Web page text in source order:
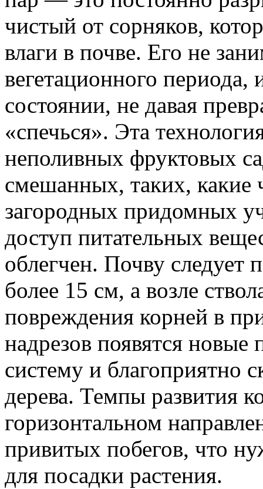
чистый от сорняков,
влаги в почве. Его не
вегетационного
состоянии, не давая
«спечься». Эта
неполивных фруктовых
смешанных, таких, какие
загородных придомных
доступ питательных
облегчен. Почву следует
более 15 см, а возле
повреждения корней в
надрезов появятся
систему и благоприятно
дерева. Темпы развития
горизонтальном
привитых побегов, что
для посадки растения.